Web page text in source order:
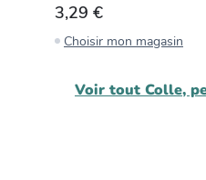
3,29 €
Choisir mon magasin
Voir tout Colle,